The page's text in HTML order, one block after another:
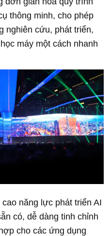
thông minh, cho phép
nghiên cứu, phát triển,
máy một cách nhanh
năng lực phát triển AI
có, dễ dàng tinh chỉnh
cho các ứng dụng